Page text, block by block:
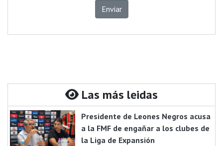
Enviar
Las más leidas
Presidente de Leones Negros acusa
a la FMF de engañar a los clubes de
la Liga de Expansión